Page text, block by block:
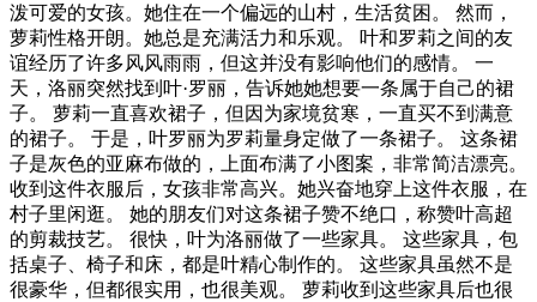
泼可爱的女孩。她住在一个偏远的山村，生活贫困。 然而，
萝莉性格开朗。她总是充满活力和乐观。 叶和罗莉之间的友
谊经历了许多风风雨雨，但这并没有影响他们的感情。 一
天，洛丽突然找到叶·罗丽，告诉她她想要一条属于自己的裙
子。 萝莉一直喜欢裙子，但因为家境贫寒，一直买不到满意
的裙子。 于是，叶罗丽为罗莉量身定做了一条裙子。 这条裙
子是灰色的亚麻布做的，上面布满了小图案，非常简洁漂亮。
收到这件衣服后，女孩非常高兴。她兴奋地穿上这件衣服，在
村子里闲逛。 她的朋友们对这条裙子赞不绝口，称赞叶高超
的剪裁技艺。 很快，叶为洛丽做了一些家具。 这些家具，包
括桌子、椅子和床，都是叶精心制作的。 这些家具虽然不是
很豪华，但都很实用，也很美观。 萝莉收到这些家具后也很